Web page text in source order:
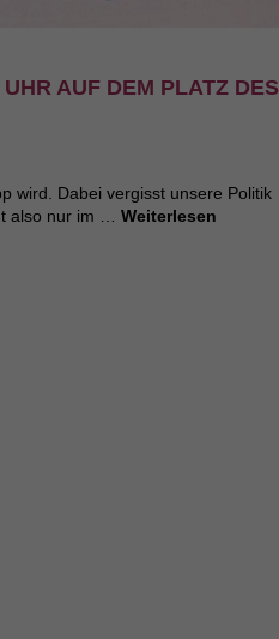
AUF DEM PLATZ DES
wird. Dabei vergisst unsere Politik
also nur im … Weiterlesen